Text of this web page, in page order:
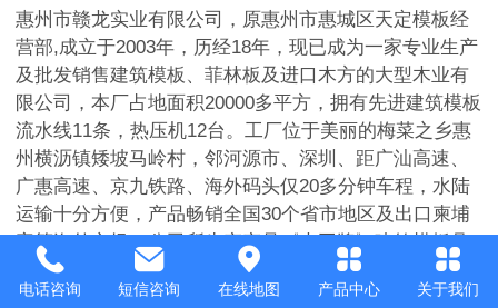
惠州市赣龙实业有限公司，原惠州市惠城区天定模板经
营部,成立于2003年，历经18年，现已成为一家专业生产
及批发销售建筑模板、菲林板及进口木方的大型木业有
限公司，本厂占地面积20000多平方，拥有先进建筑模板
流水线11条，热压机12台。工厂位于美丽的梅菜之乡惠
州横沥镇矮坡马岭村，邻河源市、深圳、距广汕高速、
广惠高速、京九铁路、海外码头仅20多分钟车程，水陆
运输十分方便，产品畅销全国30个省市地区及出口柬埔
寨等海外市场，公司所生产产品《木工牌》建筑模板具
有防水性能好、不易变形、耐酸碱、使用方便、周转次
数多，质优价廉等特点，可降低施工成本和提高施工质
电话咨询 短信咨询 在线地图 产品中心 关于我们